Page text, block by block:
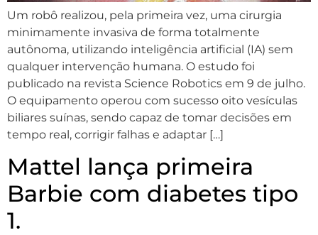
Um robô realizou, pela primeira vez, uma cirurgia
minimamente invasiva de forma totalmente
autônoma, utilizando inteligência artificial (IA) sem
qualquer intervenção humana. O estudo foi
publicado na revista Science Robotics em 9 de julho.
O equipamento operou com sucesso oito vesículas
biliares suínas, sendo capaz de tomar decisões em
tempo real, corrigir falhas e adaptar […]
Mattel lança primeira
Barbie com diabetes tipo
1.